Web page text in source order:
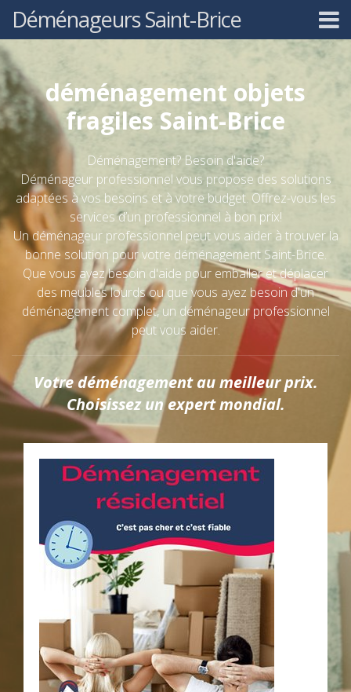
Déménageurs Saint-Brice
déménagement objets
fragiles Saint-Brice
Déménagement? Besoin d'aide?
Déménageur professionnel vous propose des solutions
adaptées à vos besoins et à votre budget. Offrez-vous les
services d’un professionnel à bon prix!
Un déménageur professionnel peut vous aider à trouver la
bonne solution pour votre déménagement Saint-Brice.
Que vous ayez besoin d'aide pour emballer et déplacer
des meubles lourds ou que vous ayez besoin d'un
déménagement complet, un déménageur professionnel
peut vous aider.
Votre déménagement au meilleur prix.
Choisissez un expert mondial.